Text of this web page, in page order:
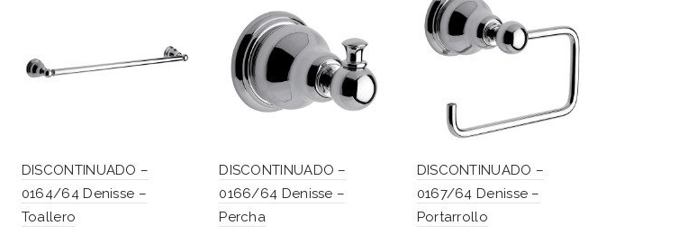
DISCONTINUADO –
0164/64 Denisse –
Toallero
DISCONTINUADO –
0166/64 Denisse –
Percha
DISCONTINUADO –
0167/64 Denisse –
Portarrollo